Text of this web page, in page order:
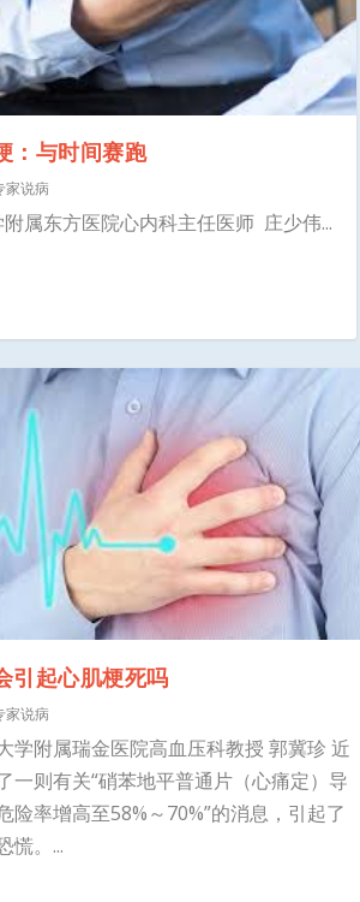
：与时间赛跑
家说病
属东方医院心内科主任医师 庄少伟...
引起心肌梗死吗
家说病
学附属瑞金医院高血压科教授 郭冀珍 近
一则有关“硝苯地平普通片（心痛定）导
险率增高至58%～70%”的消息，引起了
慌。...